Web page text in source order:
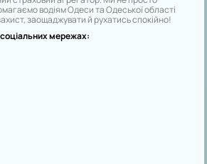
водіям Одеси та Одеської області
заощаджувати й рухатись спокійно!
мережах: